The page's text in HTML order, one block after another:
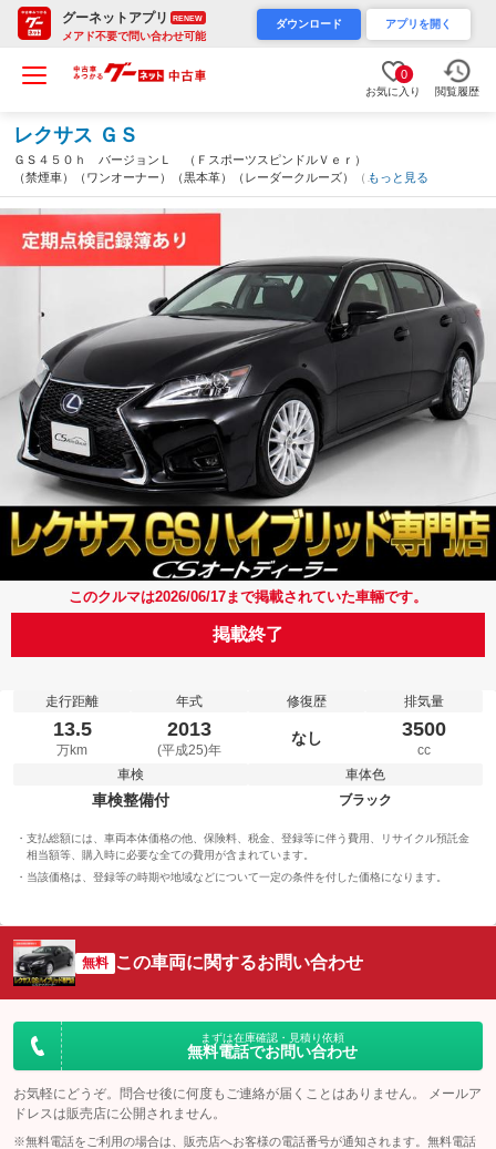
グーネットアプリ RENEW
メアド不要で問い合わせ可能
ダウンロード アプリを開く
0
お気に入り 閲覧履歴
レクサス ＧＳ
ＧＳ４５０ｈ バージョンＬ （ＦスポーツスピンドルＶｅｒ）
（禁煙車）（ワンオーナー）（黒本革）（レーダークルーズ）（点
検記録簿１２枚）（プリクラッシュ）（パワートランク）（後席コ
ントロールパネル）（冷暖房シート）（千葉県）
もっと見る
このクルマは2026/06/17まで掲載されていた車輛です。
掲載終了
走行距離
13.5
万km
年式
2013
(平成25)年
修復歴
なし
排気量
3500
cc
車検
車検整備付
車体色
ブラック
支払総額には、車両本体価格の他、保険料、税金、登録等に伴う費用、リサイクル預託金
相当額等、購入時に必要な全ての費用が含まれています。
当該価格は、登録等の時期や地域などについて一定の条件を付した価格になります。
無料 この車両に関するお問い合わせ
まずは在庫確認・見積り依頼
無料電話でお問い合わせ
お気軽にどうぞ。問合せ後に何度もご連絡が届くことはありません。 メールア
ドレスは販売店に公開されません。
※無料電話をご利用の場合は、販売店へお客様の電話番号が通知されます。無料電話